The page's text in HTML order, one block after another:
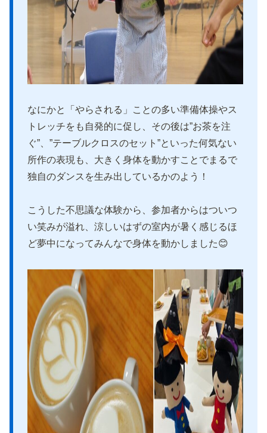
なにかと「やらされる」ことの多い準備体操やス
トレッチをも自発的に促し、その後は”お茶を注
ぐ”、”テーブルクロスのセット”といった何気ない
所作の表現も、大きく身体を動かすことでまるで
独自のダンスを生み出しているかのよう！
こうした不思議な体験から、参加者からはついつ
い笑みが溢れ、涼しいはずの室内が暑く感じるほ
ど夢中になってみんなで身体を動かしました😊